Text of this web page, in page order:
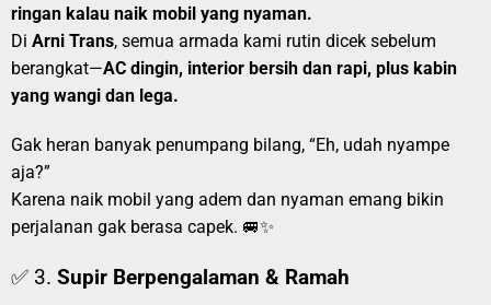
ringan kalau naik mobil yang nyaman.
Di Arni Trans, semua armada kami rutin dicek sebelum
berangkat—AC dingin, interior bersih dan rapi, plus kabin
yang wangi dan lega.
Gak heran banyak penumpang bilang, “Eh, udah nyampe
aja?”
Karena naik mobil yang adem dan nyaman emang bikin
perjalanan gak berasa capek. 🚐✨
✅ 3. Supir Berpengalaman & Ramah